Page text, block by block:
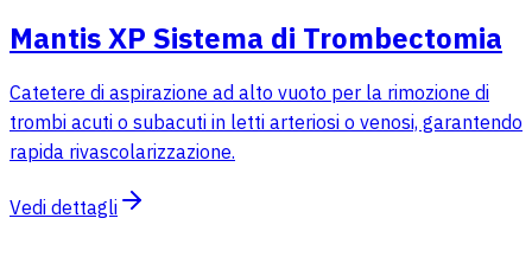
Mantis XP Sistema di Trombectomia
Catetere di aspirazione ad alto vuoto per la rimozione di
trombi acuti o subacuti in letti arteriosi o venosi, garantendo
rapida rivascolarizzazione.
Vedi dettagli